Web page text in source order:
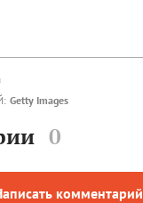
Getty Images
0
комментарий